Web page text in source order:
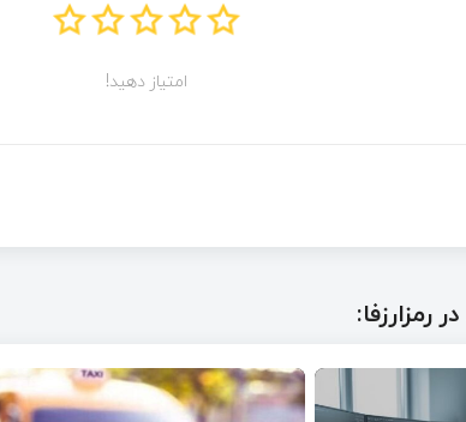
امتیاز دهید!
رمزارزفا: